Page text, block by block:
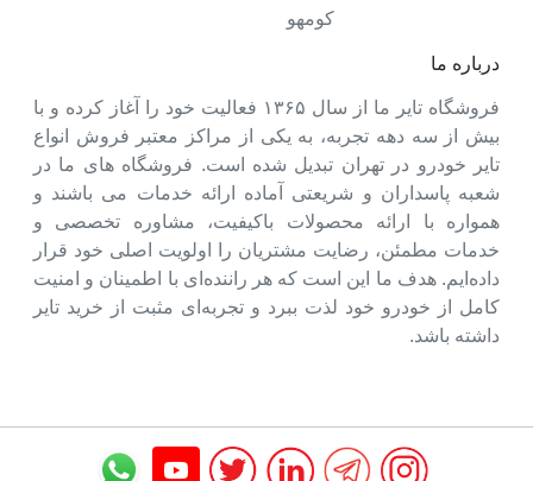
درباره ما
فروشگاه تایر ما از سال ۱۳۶۵ فعالیت خود را آغاز کرده و با
بیش از سه دهه تجربه، به یکی از مراکز معتبر فروش انواع
تایر خودرو در تهران تبدیل شده است. فروشگاه های ما در
شعبه پاسداران و شریعتی آماده ارائه خدمات می باشند و
همواره با ارائه محصولات باکیفیت، مشاوره تخصصی و
خدمات مطمئن، رضایت مشتریان را اولویت اصلی خود قرار
داده‌ایم. هدف ما این است که هر راننده‌ای با اطمینان و امنیت
کامل از خودرو خود لذت ببرد و تجربه‌ای مثبت از خرید تایر
داشته باشد.
کومهو